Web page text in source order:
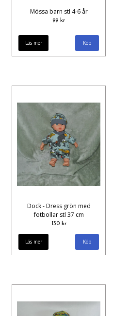
Mössa barn stl 4-6 år
99 kr
Läs mer
Dock - Dress grön med
fotbollar stl 37 cm
130 kr
Läs mer